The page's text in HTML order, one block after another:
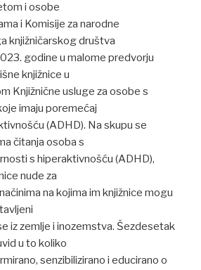
i osobe
i Komisije za narodne
knjižničarskog društva
godine u malome predvorju
knjižnice u
Knjižnične usluge za osobe s
imaju poremećaj
(ADHD). Na skupu se
čitanja osoba s
s hiperaktivnošću (ADHD),
nude za
na kojima im knjižnice mogu
iz zemlje i inozemstva. Šezdesetak
u to koliko
senzibilizirano i educirano o